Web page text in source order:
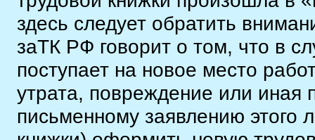
здесь следует обратить
заТК РФ говорит о том, что в
поступает на новое место
утрата, повреждение или иная
письменному заявлению этого